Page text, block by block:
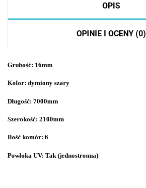
OPIS
OPINIE I OCENY (0)
Grubość: 16mm
Kolor: dymiony szary
Długość: 7000mm
Szerokość: 2100mm
Ilość komór: 6
Powłoka UV: Tak (jednostronna)